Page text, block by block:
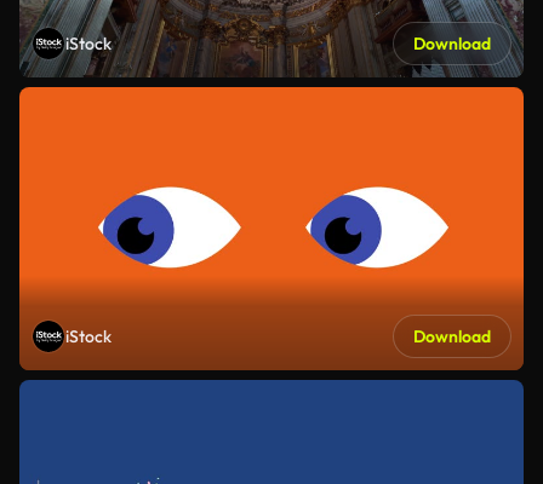
iStock Download
iStock Download